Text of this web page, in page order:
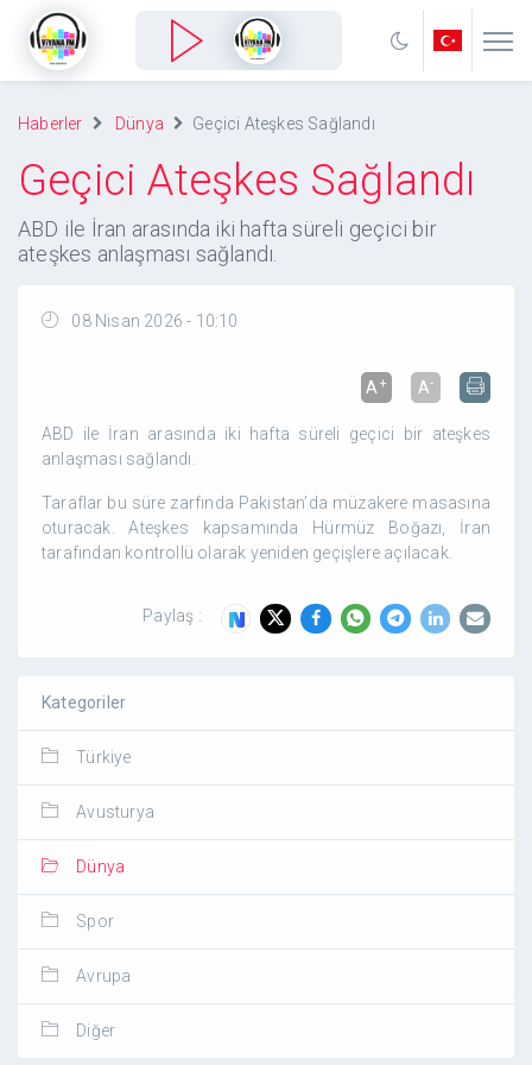
Haberler Dünya Geçici Ateşkes Sağlandı
Geçici Ateşkes Sağlandı
ABD ile İran arasında iki hafta süreli geçici bir
ateşkes anlaşması sağlandı.
08 Nisan 2026 - 10:10
A+ A-
ABD ile İran arasında iki hafta süreli geçici bir ateşkes
anlaşması sağlandı.
Taraflar bu süre zarfında Pakistan’da müzakere masasına
oturacak. Ateşkes kapsamında Hürmüz Boğazı, İran
tarafından kontrollü olarak yeniden geçişlere açılacak.
Paylaş :
Kategoriler
Türkiye
Avusturya
Dünya
Spor
Avrupa
Diğer